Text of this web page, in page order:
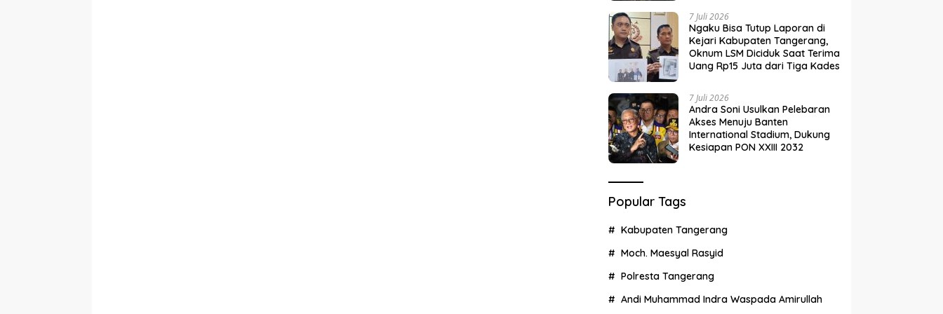
7 Juli 2026
Ngaku Bisa Tutup Laporan di
Kejari Kabupaten Tangerang,
Oknum LSM Diciduk Saat Terima
Uang Rp15 Juta dari Tiga Kades
7 Juli 2026
Andra Soni Usulkan Pelebaran
Akses Menuju Banten
International Stadium, Dukung
Kesiapan PON XXIII 2032
Popular Tags
Kabupaten Tangerang
Moch. Maesyal Rasyid
Polresta Tangerang
Andi Muhammad Indra Waspada Amirullah